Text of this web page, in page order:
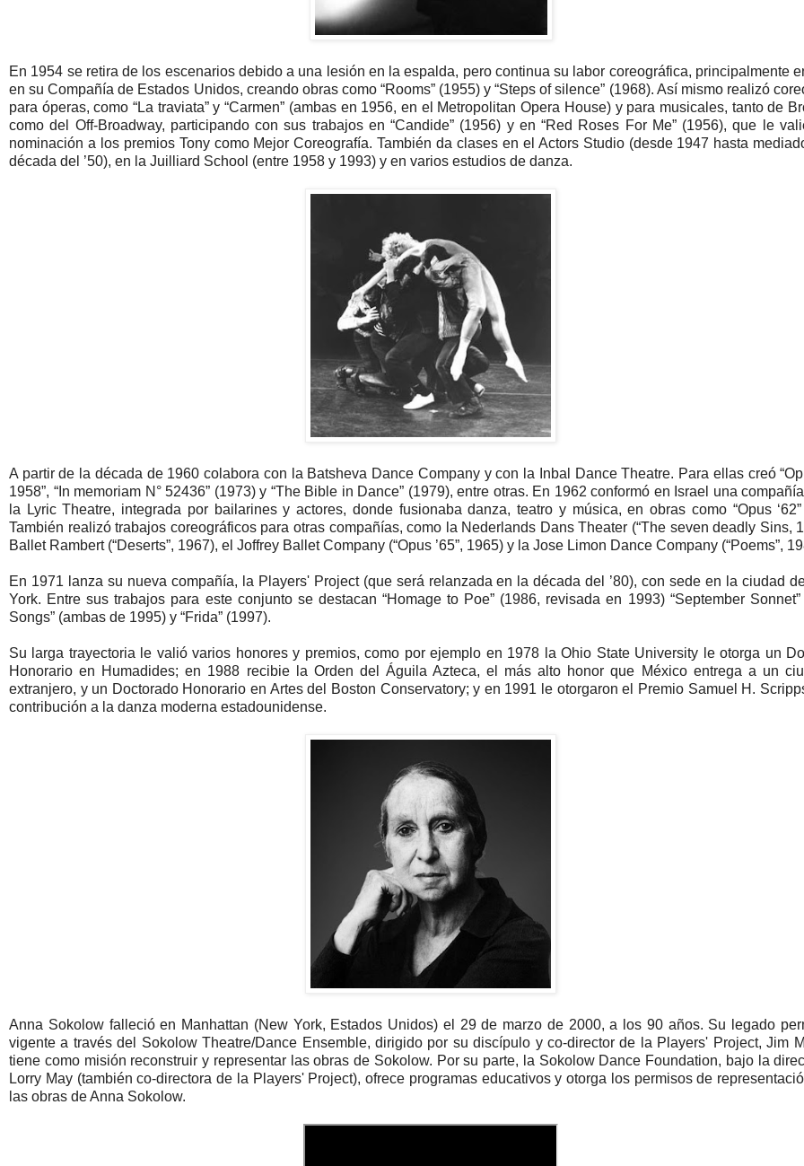
En 1954 se retira de los escenarios debido a una lesión en la espalda, pero continua su labor coreográfica, principalmente
en su Compañía de Estados Unidos, creando obras como “Rooms” (1955) y “Steps of silence” (1968). Así mismo realizó
para óperas, como “La traviata” y “Carmen” (ambas en 1956, en el Metropolitan Opera House) y para musicales, tanto de
como del Off-Broadway, participando con sus trabajos en “Candide” (1956) y en “Red Roses For Me” (1956), que le
nominación a los premios Tony como Mejor Coreografía. También da clases en el Actors Studio (desde 1947 hasta
década del ’50), en la Juilliard School (entre 1958 y 1993) y en varios estudios de danza.
A partir de la década de 1960 colabora con la Batsheva Dance Company y con la Inbal Dance Theatre. Para ellas creó
1958”, “In memoriam N° 52436” (1973) y “The Bible in Dance” (1979), entre otras. En 1962 conformó en Israel una
la Lyric Theatre, integrada por bailarines y actores, donde fusionaba danza, teatro y música, en obras como “Opus
También realizó trabajos coreográficos para otras compañías, como la Nederlands Dans Theater (“The seven deadly Sins,
Ballet Rambert (“Deserts”, 1967), el Joffrey Ballet Company (“Opus ’65”, 1965) y la Jose Limon Dance Company (“Poems”,
En 1971 lanza su nueva compañía, la Players' Project (que será relanzada en la década del ’80), con sede en la ciudad
York. Entre sus trabajos para este conjunto se destacan “Homage to Poe” (1986, revisada en 1993) “September Sonnet”
Songs” (ambas de 1995) y “Frida” (1997).
Su larga trayectoria le valió varios honores y premios, como por ejemplo en 1978 la Ohio State University le otorga un
Honorario en Humadides; en 1988 recibie la Orden del Águila Azteca, el más alto honor que México entrega a un
extranjero, y un Doctorado Honorario en Artes del Boston Conservatory; y en 1991 le otorgaron el Premio Samuel H.
contribución a la danza moderna estadounidense.
Anna Sokolow falleció en Manhattan (New York, Estados Unidos) el 29 de marzo de 2000, a los 90 años. Su legado
vigente a través del Sokolow Theatre/Dance Ensemble, dirigido por su discípulo y co-director de la Players' Project, Jim
tiene como misión reconstruir y representar las obras de Sokolow. Por su parte, la Sokolow Dance Foundation, bajo la
Lorry May (también co-directora de la Players' Project), ofrece programas educativos y otorga los permisos de
las obras de Anna Sokolow.